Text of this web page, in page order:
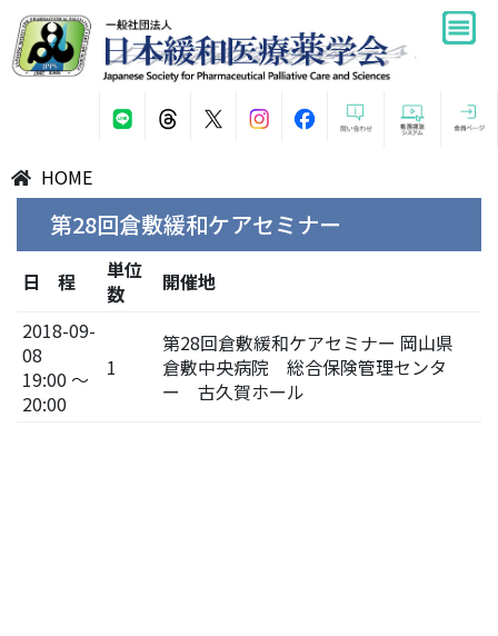
HOME
第28回倉敷緩和ケアセミナー
日 程
単位
数
開催地
2018-09-
08
19:00 ～
20:00
1
第28回倉敷緩和ケアセミナー 岡山県
倉敷中央病院 総合保険管理センタ
ー 古久賀ホール